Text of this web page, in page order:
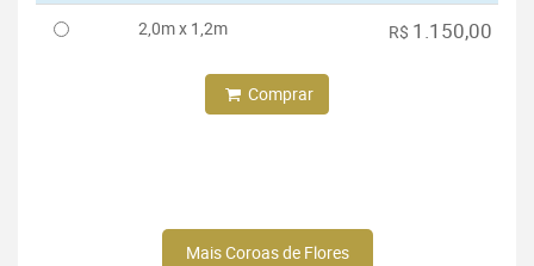
2,0m x 1,2m R$ 1.150,00
Comprar
Mais Coroas de Flores